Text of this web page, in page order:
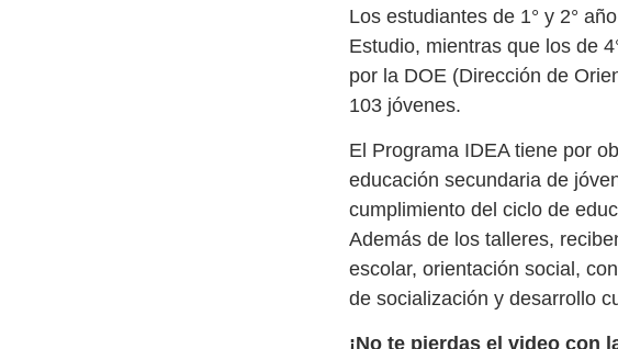
Los estudiantes de 1° y 2°
Estudio, mientras que los de
por la DOE (Dirección de
103 jóvenes.
El Programa IDEA tiene por
educación secundaria de
cumplimiento del ciclo de
Además de los talleres,
escolar, orientación social,
de socialización y desarrollo
¡No te pierdas el video con